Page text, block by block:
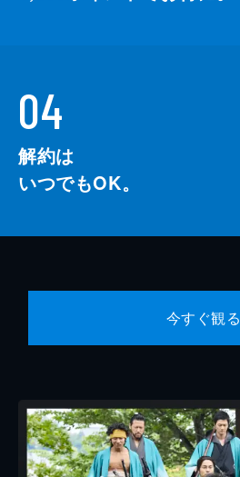
04
解約は
いつでもOK。
今すぐ観る